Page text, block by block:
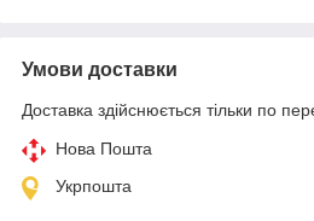
Умови доставки
Доставка здійснюється тільки по
Нова Пошта
Укрпошта